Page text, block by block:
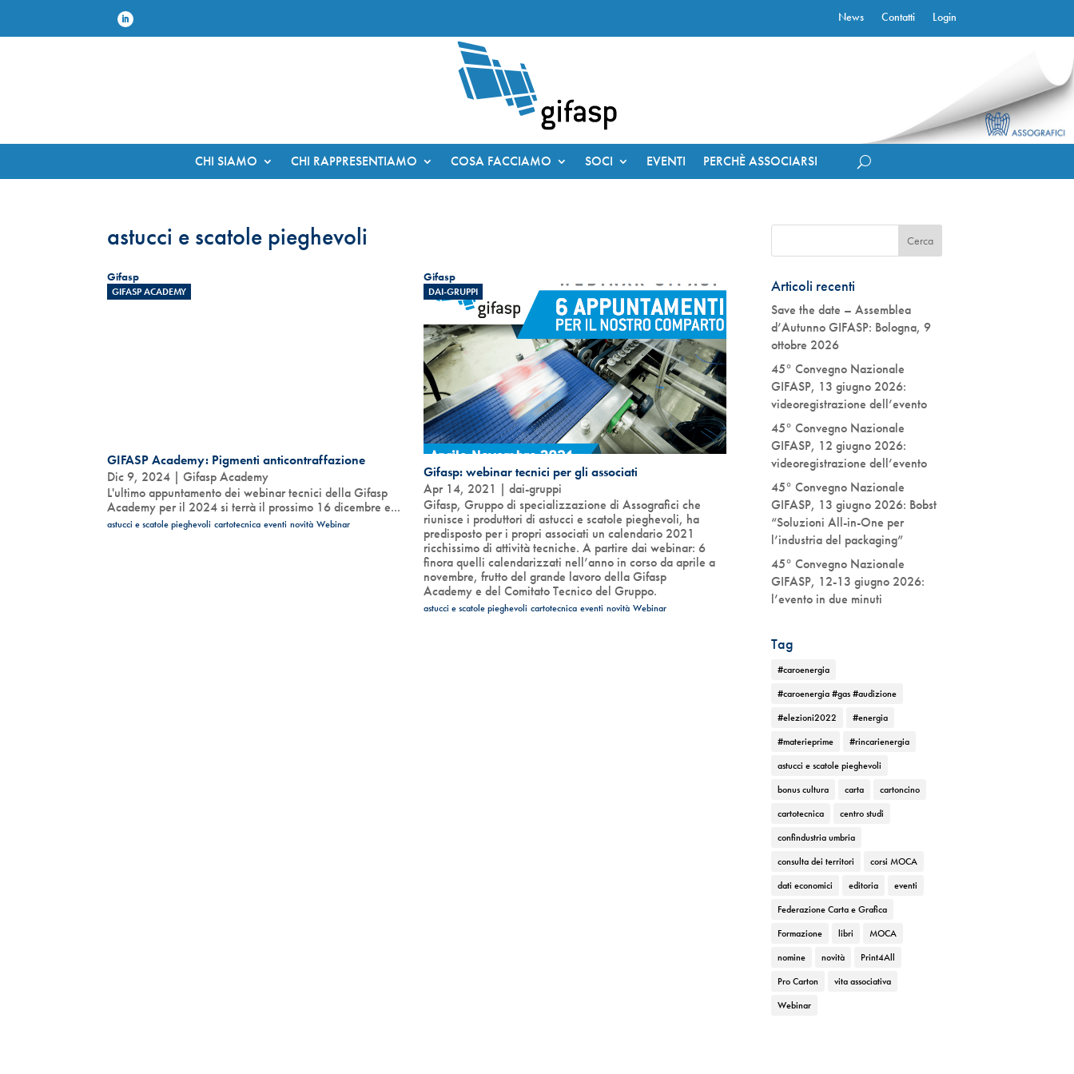
News Contatti Login
CHI SIAMO CHI RAPPRESENTIAMO COSA FACCIAMO SOCI EVENTI PERCHÈ ASSOCIARSI
astucci e scatole pieghevoli
Gifasp
GIFASP ACADEMY
GIFASP Academy: Pigmenti anticontraffazione
Dic 9, 2024 |Gifasp Academy
L'ultimo appuntamento dei webinar tecnici della Gifasp
Academy per il 2024 si terrà il prossimo 16 dicembre e...
astucci e scatole pieghevoli cartotecnica eventi novità Webinar
Gifasp
DAI-GRUPPI
Gifasp: webinar tecnici per gli associati
Apr 14, 2021 | dai-gruppi
Gifasp, Gruppo di specializzazione di Assografici che
riunisce i produttori di astucci e scatole pieghevoli, ha
predisposto per i propri associati un calendario 2021
ricchissimo di attività tecniche. A partire dai webinar: 6
finora quelli calendarizzati nell’anno in corso da aprile a
novembre, frutto del grande lavoro della Gifasp
Academy e del Comitato Tecnico del Gruppo.
astucci e scatole pieghevoli cartotecnica eventi novità Webinar
Articoli recenti
Save the date – Assemblea
d’Autunno GIFASP: Bologna, 9
ottobre 2026
45° Convegno Nazionale
GIFASP, 13 giugno 2026:
videoregistrazione dell’evento
45° Convegno Nazionale
GIFASP, 12 giugno 2026:
videoregistrazione dell’evento
45° Convegno Nazionale
GIFASP, 13 giugno 2026: Bobst
“Soluzioni All-in-One per
l’industria del packaging”
45° Convegno Nazionale
GIFASP, 12-13 giugno 2026:
l’evento in due minuti
Tag
#caroenergia
#caroenergia #gas #audizione
#elezioni2022
#energia
#materieprime
#rincarienergia
astucci e scatole pieghevoli
bonus cultura
carta
cartoncino
cartotecnica
centro studi
confindustria umbria
consulta dei territori
corsi MOCA
dati economici
editoria
eventi
Federazione Carta e Grafica
Formazione
libri
MOCA
nomine
novità
Print4All
Pro Carton
vita associativa
Webinar